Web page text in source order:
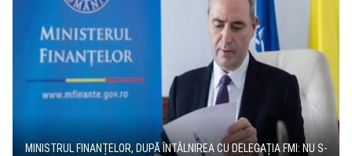
MINISTRUL FINANȚELOR, DUPĂ ÎNTÂLNIREA CU DELEGAȚIA FMI: NU S-